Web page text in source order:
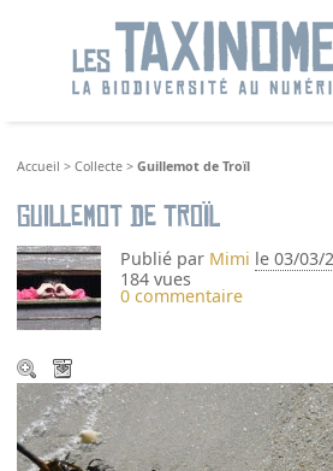
Accueil >Collecte >Guillemot de Troïl
Guillemot de Troïl
Publié par Mimi le 03/03/
184 vues
0 commentaire